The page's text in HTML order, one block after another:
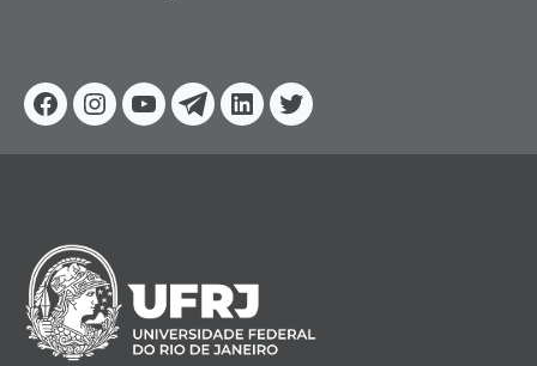
Facebook
Instagram
YoutubeTelegram
Linkedin
Twitter